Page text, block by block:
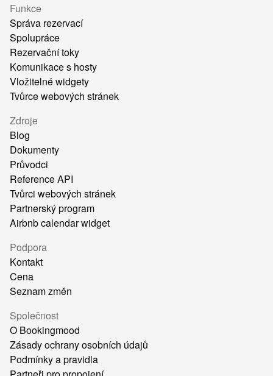
Funkce
Správa rezervací
Spolupráce
Rezervační toky
Komunikace s hosty
Vložitelné widgety
Tvůrce webových stránek
Zdroje
Blog
Dokumenty
Průvodci
Reference API
Tvůrci webových stránek
Partnerský program
Airbnb calendar widget
Podpora
Kontakt
Cena
Seznam změn
Společnost
O Bookingmood
Zásady ochrany osobních údajů
Podmínky a pravidla